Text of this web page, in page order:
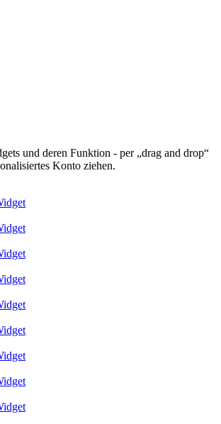
und deren Funktion - per „drag and drop“
Konto ziehen.